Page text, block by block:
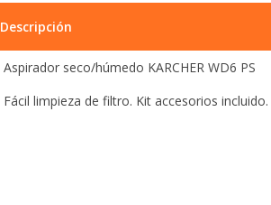
Descripción
Aspirador seco/húmedo KARCHER WD6 PS
Fácil limpieza de filtro. Kit accesorios incluido.